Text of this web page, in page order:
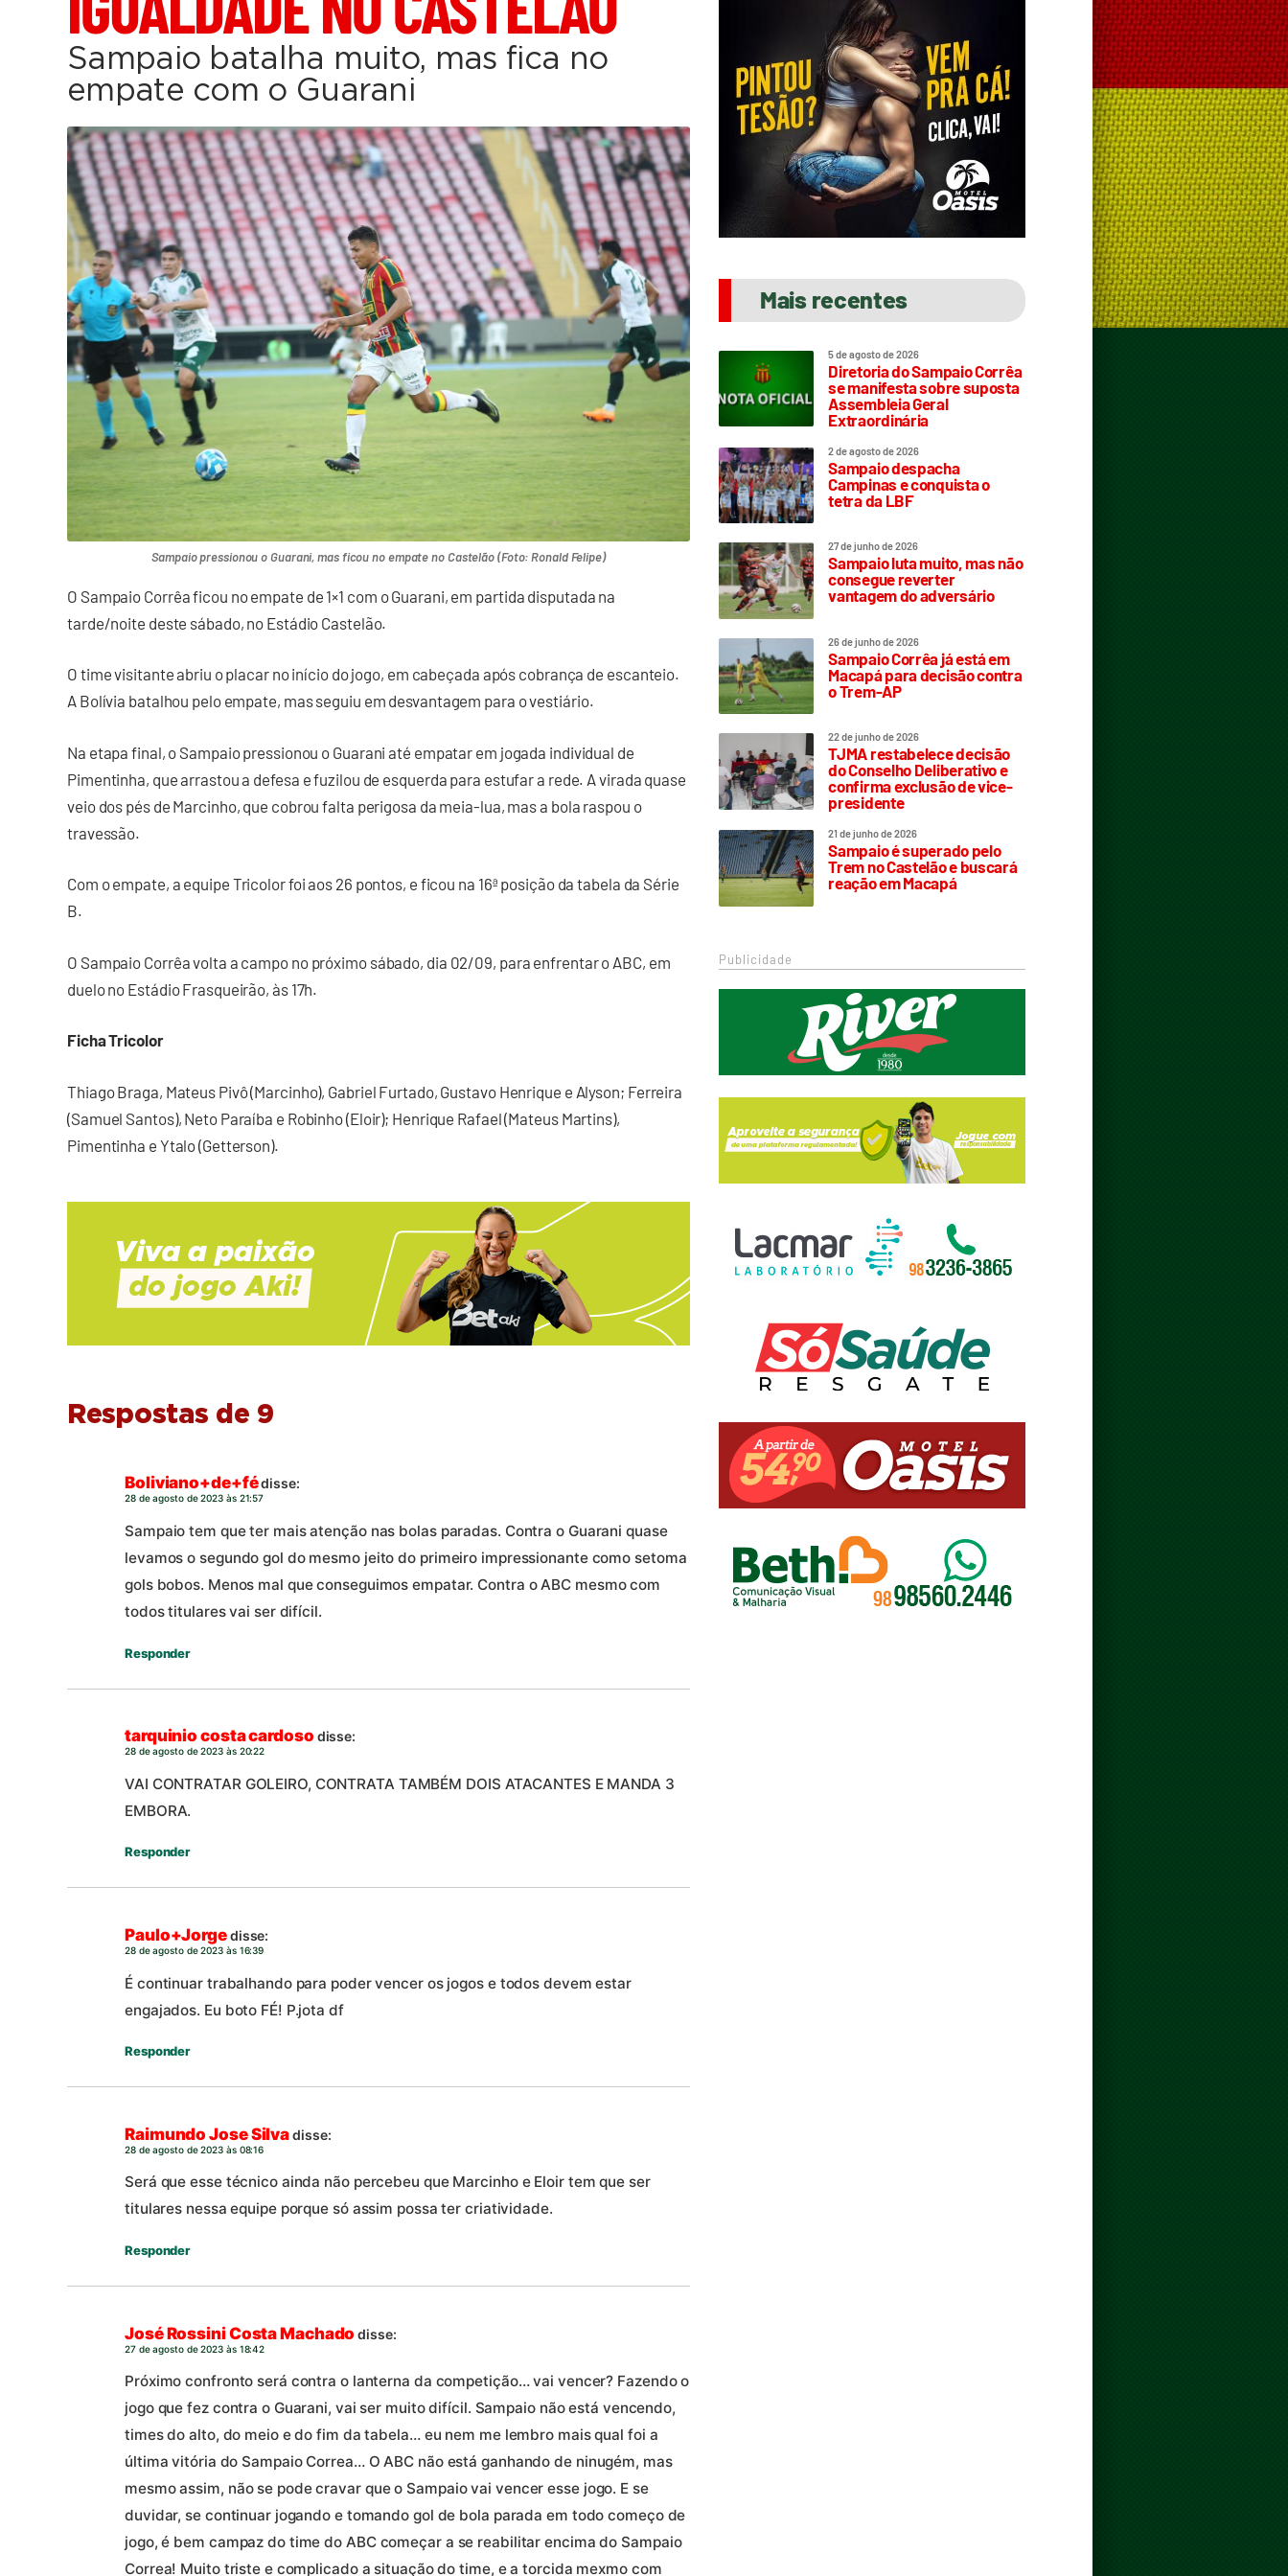
Sampaio batalha muito, mas fica no
empate com o Guarani
Sampaio pressionou o Guarani, mas ficou no empate no Castelão (Foto: Ronald Felipe)
O Sampaio Corrêa ficou no empate de 1×1 com o Guarani, em partida disputada na
tarde/noite deste sábado, no Estádio Castelão.
O time visitante abriu o placar no início do jogo, em cabeçada após cobrança de escanteio.
A Bolívia batalhou pelo empate, mas seguiu em desvantagem para o vestiário.
Na etapa final, o Sampaio pressionou o Guarani até empatar em jogada individual de
Pimentinha, que arrastou a defesa e fuzilou de esquerda para estufar a rede. A virada quase
veio dos pés de Marcinho, que cobrou falta perigosa da meia-lua, mas a bola raspou o
travessão.
Com o empate, a equipe Tricolor foi aos 26 pontos, e ficou na 16ª posição da tabela da Série
B.
O Sampaio Corrêa volta a campo no próximo sábado, dia 02/09, para enfrentar o ABC, em
duelo no Estádio Frasqueirão, às 17h.
Ficha Tricolor
Thiago Braga, Mateus Pivô (Marcinho), Gabriel Furtado, Gustavo Henrique e Alyson; Ferreira
(Samuel Santos), Neto Paraíba e Robinho (Eloir); Henrique Rafael (Mateus Martins),
Pimentinha e Ytalo (Getterson).
Respostas de 9
Boliviano+de+fédisse:
28 de agosto de 2023 às 21:57
Sampaio tem que ter mais atenção nas bolas paradas. Contra o Guarani quase
levamos o segundo gol do mesmo jeito do primeiro impressionante como setoma
gols bobos. Menos mal que conseguimos empatar. Contra o ABC mesmo com
todos titulares vai ser difícil.
Responder
tarquinio costa cardoso disse:
28 de agosto de 2023 às 20:22
VAI CONTRATAR GOLEIRO, CONTRATA TAMBÉM DOIS ATACANTES E MANDA 3
EMBORA.
Responder
Paulo+Jorgedisse:
28 de agosto de 2023 às 16:39
É continuar trabalhando para poder vencer os jogos e todos devem estar
engajados. Eu boto FÉ! P.jota df
Responder
Raimundo Jose Silvadisse:
28 de agosto de 2023 às 08:16
Será que esse técnico ainda não percebeu que Marcinho e Eloir tem que ser
titulares nessa equipe porque só assim possa ter criatividade.
Responder
José Rossini Costa Machado disse:
27 de agosto de 2023 às 18:42
Próximo confronto será contra o lanterna da competição… vai vencer? Fazendo o
jogo que fez contra o Guarani, vai ser muito difícil. Sampaio não está vencendo,
times do alto, do meio e do fim da tabela… eu nem me lembro mais qual foi a
última vitória do Sampaio Correa… O ABC não está ganhando de ninugém, mas
mesmo assim, não se pode cravar que o Sampaio vai vencer esse jogo. E se
duvidar, se continuar jogando e tomando gol de bola parada em todo começo de
jogo, é bem campaz do time do ABC começar a se reabilitar encima do Sampaio
Correa! Muito triste e complicado a situação do time, e a torcida mexmo com
Mais recentes
5 de agosto de 2026
Diretoria do Sampaio Corrêa
se manifesta sobre suposta
Assembleia Geral
Extraordinária
2 de agosto de 2026
Sampaio despacha
Campinas e conquista o
tetra da LBF
27 de junho de 2026
Sampaio luta muito, mas não
consegue reverter
vantagem do adversário
26 de junho de 2026
Sampaio Corrêa já está em
Macapá para decisão contra
o Trem-AP
22 de junho de 2026
TJMA restabelece decisão
do Conselho Deliberativo e
confirma exclusão de vice-
presidente
21 de junho de 2026
Sampaio é superado pelo
Trem no Castelão e buscará
reação em Macapá
Publicidade